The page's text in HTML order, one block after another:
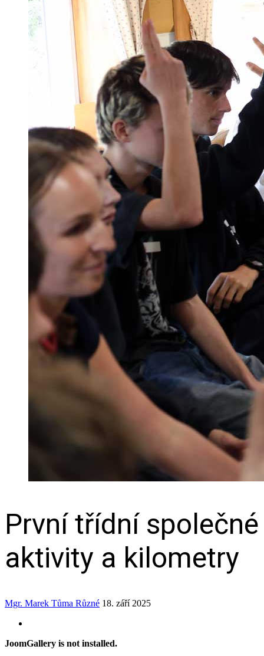
První třídní společné
aktivity a kilometry
Mgr. Marek Tůma Různé 18. září 2025
JoomGallery is not installed.